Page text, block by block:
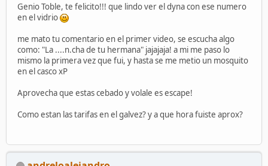
Genio Toble, te felicito!!! que lindo ver el dyna con ese numero
en el vidrio
me mato tu comentario en el primer video, se escucha algo
como: "La ....n.cha de tu hermana" jajajaja! a mi me paso lo
mismo la primera vez que fui, y hasta se me metio un mosquito
en el casco xP
Aprovecha que estas cebado y volale es escape!
Como estan las tarifas en el galvez? y a que hora fuiste aprox?